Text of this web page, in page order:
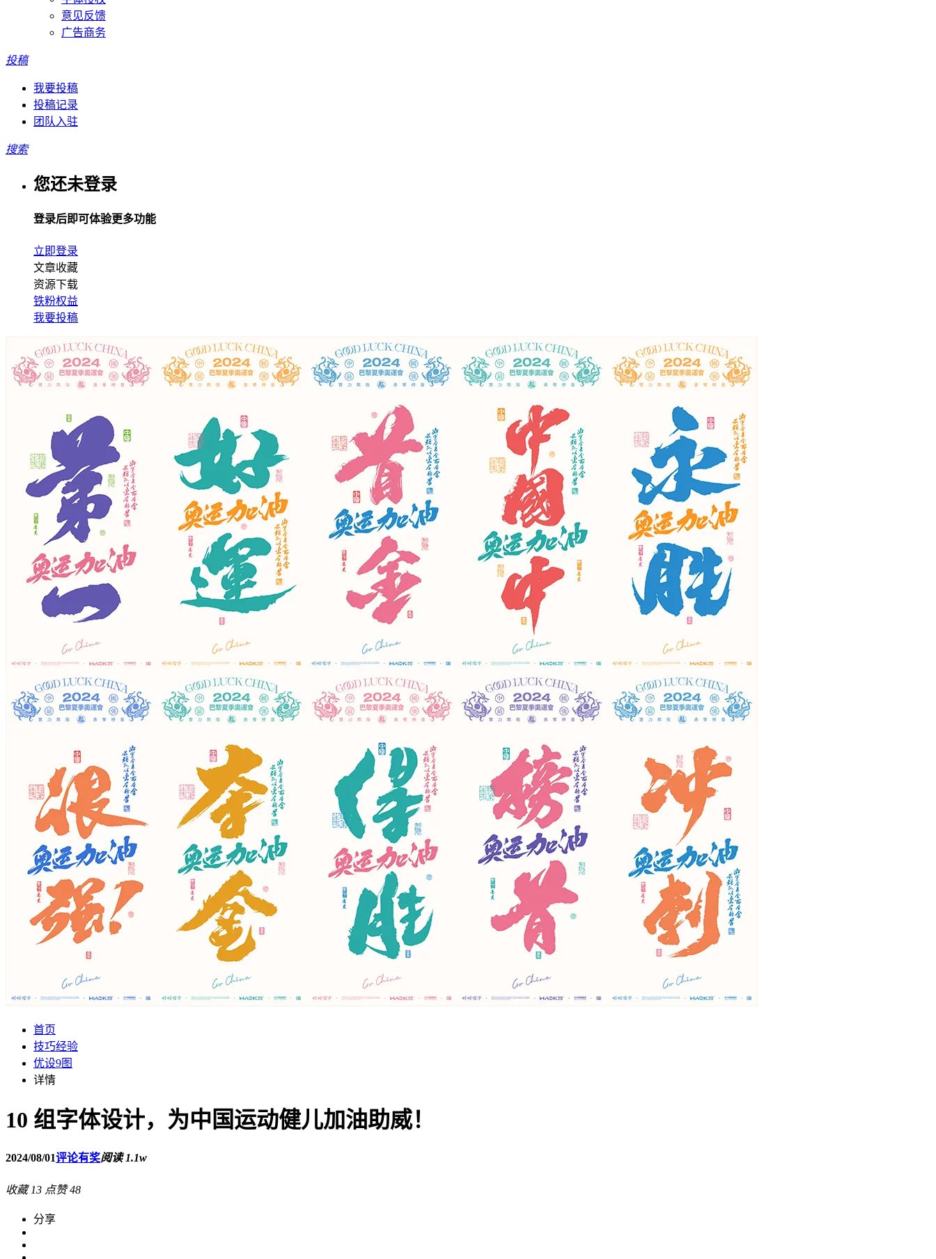
意见反馈
广告商务
投稿
我要投稿
投稿记录
团队入驻
搜索
您还未登录
登录后即可体验更多功能
立即登录
文章收藏
资源下载
铁粉权益
我要投稿
首页
技巧经验
优设9图
详情
10 组字体设计，为中国运动健儿加油助威！
2024/08/01评论有奖阅读 1.1w
收藏 13 点赞 48
分享